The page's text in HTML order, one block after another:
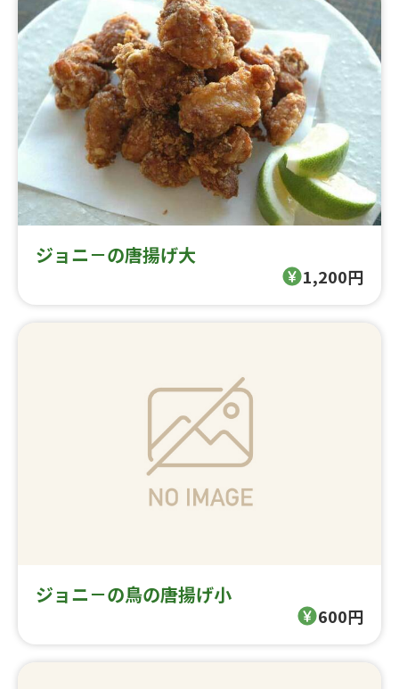
ジョニ－の唐揚げ大
1,200円
ジョニ－の鳥の唐揚げ小
600円